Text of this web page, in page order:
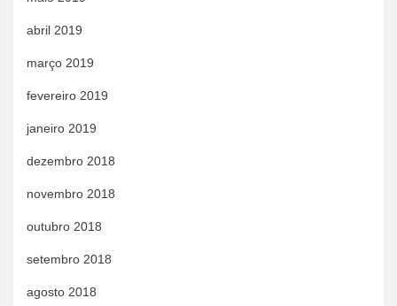
abril 2019
março 2019
fevereiro 2019
janeiro 2019
dezembro 2018
novembro 2018
outubro 2018
setembro 2018
agosto 2018